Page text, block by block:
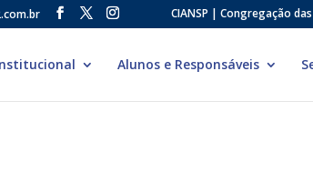
CIANSP | Congregação
Alunos e Responsáveis